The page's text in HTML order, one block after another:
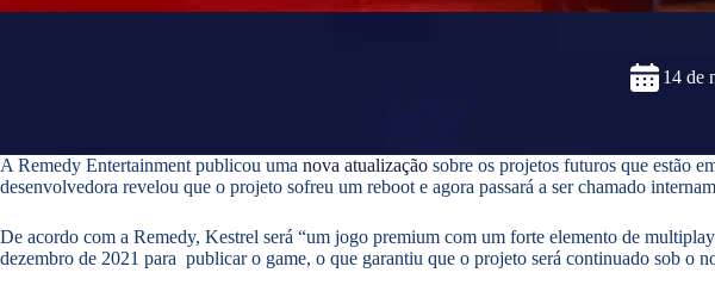
14 de
A Remedy Entertainment publicou uma nova atualização sobre os projetos futuros que estão
desenvolvedora revelou que o projeto sofreu um reboot e agora passará a ser chamado
De acordo com a Remedy, Kestrel será “um jogo premium com um forte elemento de
dezembro de 2021 para publicar o game, o que garantiu que o projeto será continuado sob o